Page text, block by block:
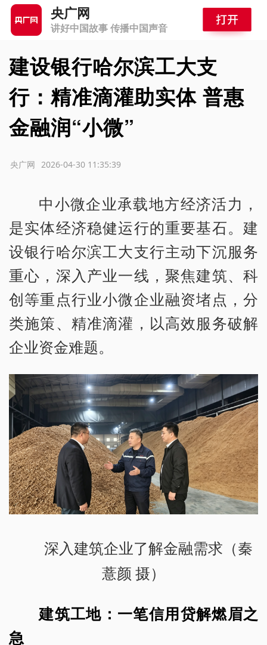
央广网
讲好中国故事 传播中国声音
建设银行哈尔滨工大支
行：精准滴灌助实体 普惠
金融润“小微”
2026-04-30 11:35:39
央广网
中小微企业承载地方经济活力，
是实体经济稳健运行的重要基石。建
设银行哈尔滨工大支行主动下沉服务
重心，深入产业一线，聚焦建筑、科
创等重点行业小微企业融资堵点，分
类施策、精准滴灌，以高效服务破解
企业资金难题。
深入建筑企业了解金融需求（秦
薏颜 摄）
建筑工地：一笔信用贷解燃眉之
急